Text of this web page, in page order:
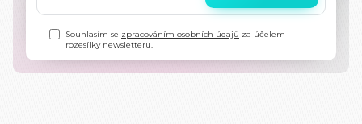
Souhlasím se zpracováním osobních údajů za účelem
rozesílky newsletteru.